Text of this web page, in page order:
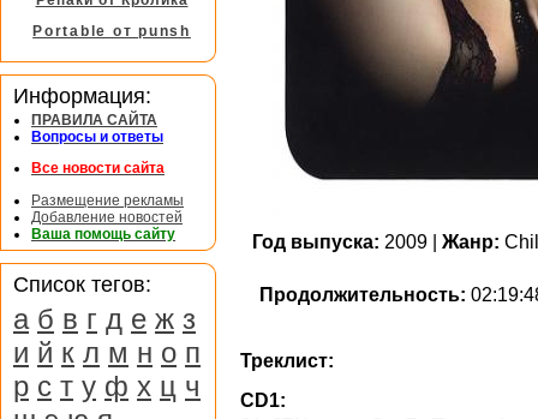
Год выпуска: 2009 | Жанр:
Продолжительность:
Треклист:
CD1:
Portable от punsh
Информация:
ПРАВИЛА САЙТА
Вопросы и ответы
Все новости сайта
Размещение рекламы
Добавление новостей
Ваша помощь сайту
Список тегов:
а б в г д е ж з
и й к л м н о п
р с т у ф х ц ч